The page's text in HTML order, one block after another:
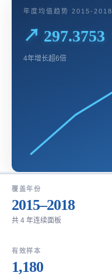
年度均值趋势 2015-2018
↗ 297.3753
4年增长超6倍
覆盖年份
2015–2018
共 4 年连续面板
有效样本
1,180